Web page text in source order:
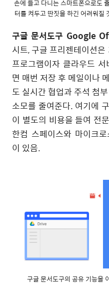
손에 들고 다니는 스마트폰으로도
터를 켜두고 딴짓을 하긴 어려워질
구글 문서도구 Google
시트, 구글 프리젠테이션
프로그램이자 클라우드
면 매번 저장 후 메일이나
도 실시간 협업과 주석 첨
소모를 줄여준다. 여기에
이 별도의 비용을 들여 전
한컴 스페이스와 마이크
이 있음.
구글 문서도구의 공유 기능을